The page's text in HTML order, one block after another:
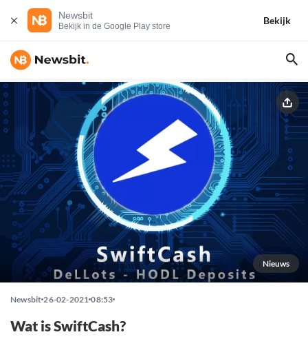
Newsbit
Bekijk in de Google Play store
Bekijk
Nieuws
Newsbit 26-02-2021 08:53
Wat is SwiftCash?